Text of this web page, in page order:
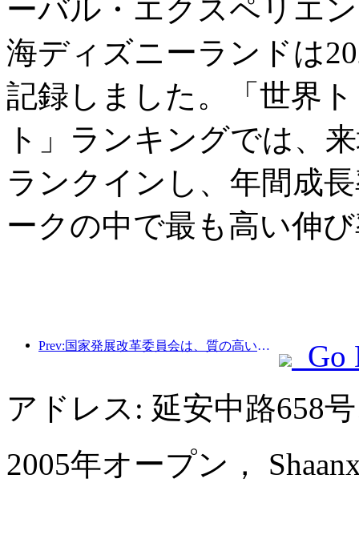
ーバル・エクスペリエ
海ディズニーランドは
記録しました。「世界
ト」ランキングでは、
ランクインし、年間成
ークの中で最も高い伸
Prev:国家発展改革委員会は、質の高いアウトドアスポーツの目的地49か所の最初のバッチを発表しました。
Go
アドレス: 延安中路658
2005年オープン，